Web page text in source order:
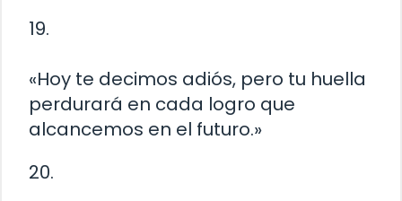
19.
«Hoy te decimos adiós, pero tu huella
perdurará en cada logro que
alcancemos en el futuro.»
20.